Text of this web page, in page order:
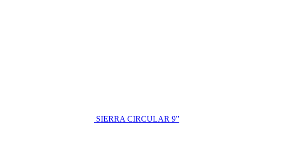
SIERRA CIRCULAR 9”